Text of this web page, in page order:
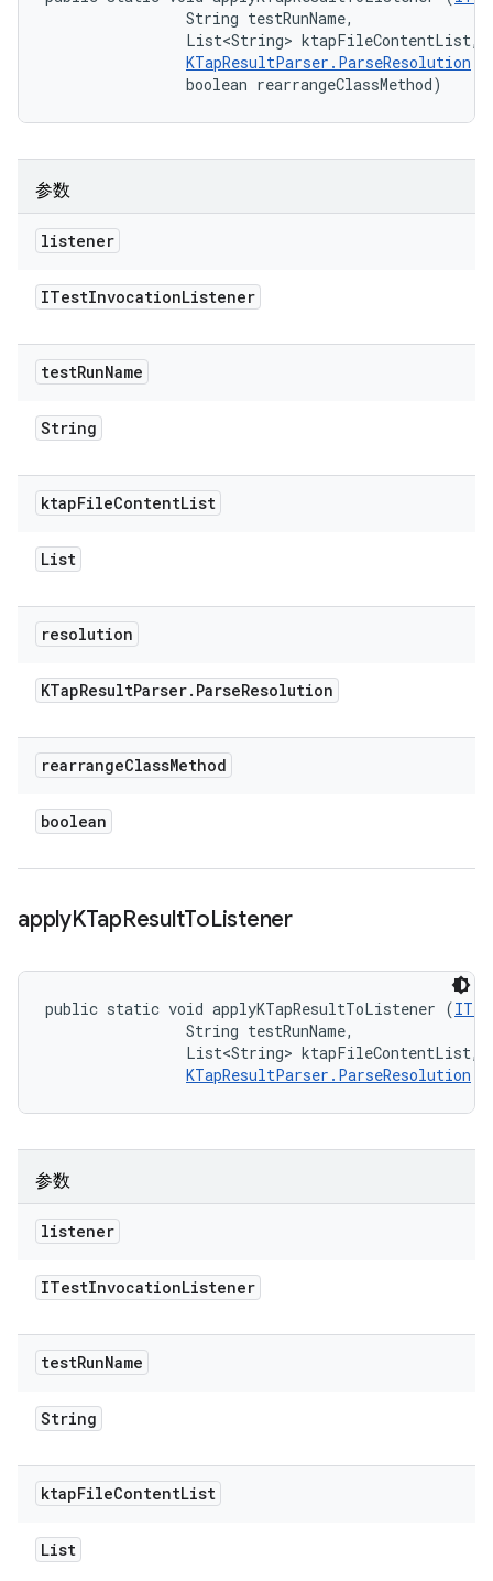
                String testRunName,
                List<String> ktapFileContentList,
KTapResultParser.ParseResolution
                boolean rearrangeClassMethod)
参数
listener
ITestInvocationListener
testRunName
String
ktapFileContentList
List
resolution
KTapResultParser. ParseResolution
rearrangeClassMethod
boolean
applyKTapResultToListener
public static void applyKTapResultToListener (
                String testRunName,
                List<String> ktapFileContentList,
KTapResultParser.ParseResolution
参数
listener
ITestInvocationListener
testRunName
String
ktapFileContentList
List